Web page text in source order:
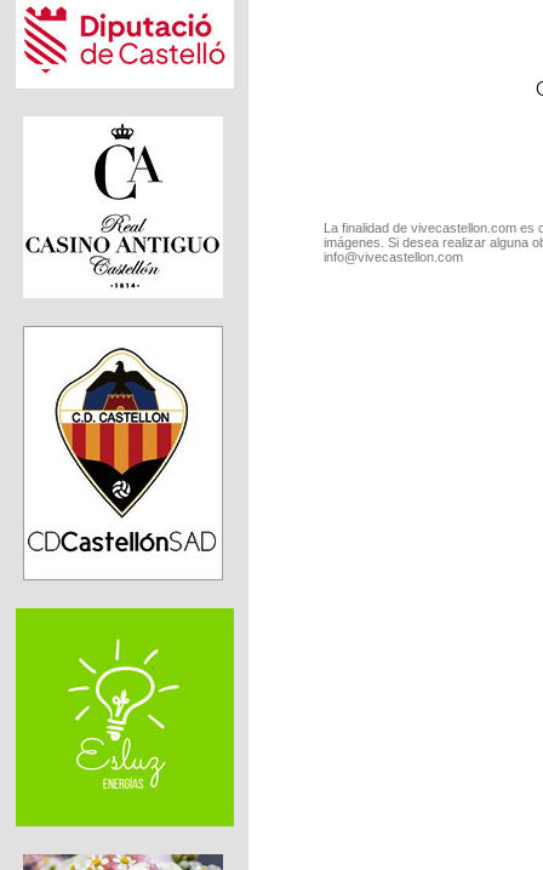
La finalidad de vivecastellon.com
imágenes. Si desea realizar alguna
info@vivecastellon.com